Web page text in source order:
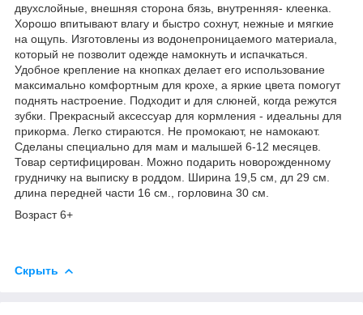
двухслойные, внешняя сторона бязь, внутренняя- клеенка.
Хорошо впитывают влагу и быстро сохнут, нежные и мягкие
на ощупь. Изготовлены из водонепроницаемого материала,
который не позволит одежде намокнуть и испачкаться.
Удобное крепление на кнопках делает его использование
максимально комфортным для крохе, а яркие цвета помогут
поднять настроение. Подходит и для слюней, когда режутся
зубки. Прекрасный аксессуар для кормления - идеальны для
прикорма. Легко стираются. Не промокают, не намокают.
Сделаны специально для мам и малышей 6-12 месяцев.
Товар сертифицирован. Можно подарить новорожденному
грудничку на выписку в роддом. Ширина 19,5 см, дл 29 см.
длина передней части 16 см., горловина 30 см.
Возраст 6+
Скрыть